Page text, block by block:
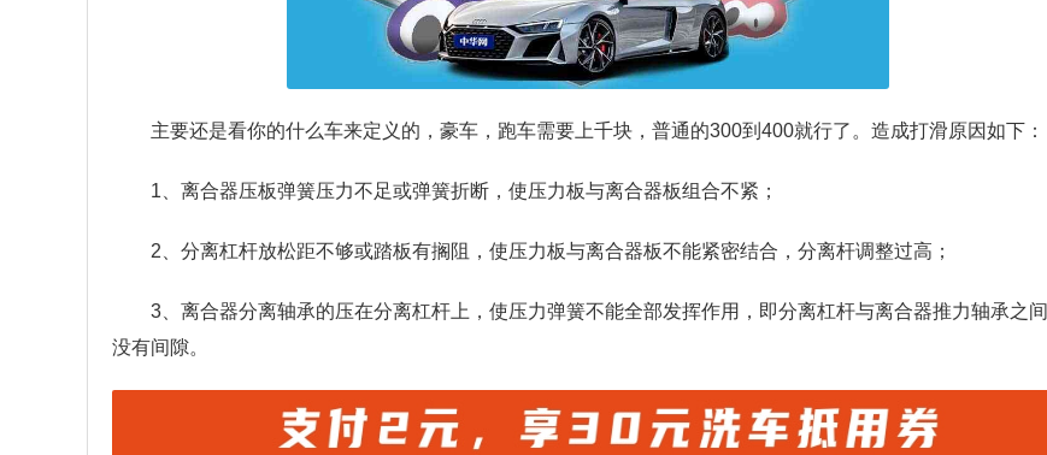
主要还是看你的什么车来定义的，豪车，跑车需要上千块，普通的300到400就行了。造成打滑原因如下：
1、离合器压板弹簧压力不足或弹簧折断，使压力板与离合器板组合不紧；
2、分离杠杆放松距不够或踏板有搁阻，使压力板与离合器板不能紧密结合，分离杆调整过高；
3、离合器分离轴承的压在分离杠杆上，使压力弹簧不能全部发挥作用，即分离杠杆与离合器推力轴承之间
没有间隙。